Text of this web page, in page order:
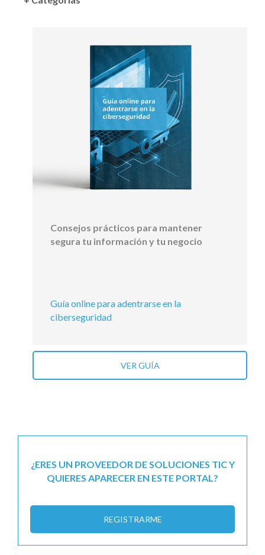
Consejos prácticos para mantener
segura tu información y tu negocio
Guía online para adentrarse en la
ciberseguridad
VER GUÍA
¿ERES UN PROVEEDOR DE SOLUCIONES TIC Y
QUIERES APARECER EN ESTE PORTAL?
REGISTRARME